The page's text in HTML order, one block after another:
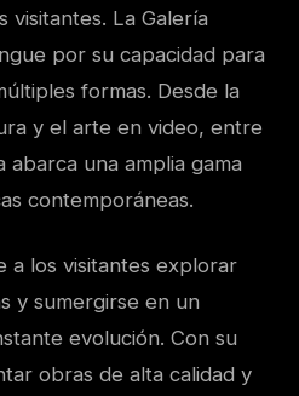
visitantes. La Galería
por su capacidad para
formas. Desde la
y el arte en video, entre
abarca una amplia gama
contemporáneas.
a los visitantes explorar
y sumergirse en un
evolución. Con su
obras de alta calidad y